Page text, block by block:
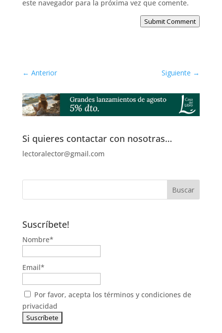
este navegador para la próxima vez que comente.
Submit Comment
← Anterior Siguiente →
Si quieres contactar con nosotras…
lectoralector@gmail.com
Suscríbete!
Nombre*
Email*
Por favor, acepta los términos y condiciones de
privacidad